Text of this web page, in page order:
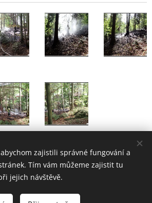
zajistili správné fungování a
Tím vám můžeme zajistit tu
jejich návštěvě.